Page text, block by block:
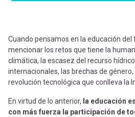
Cuando pensamos en la educación
mencionar los retos que tiene la
climática, la escasez del recurso
internacionales, las brechas de
revolución tecnológica que conlleva la
En virtud de lo anterior, la educación
con más fuerza la participación de